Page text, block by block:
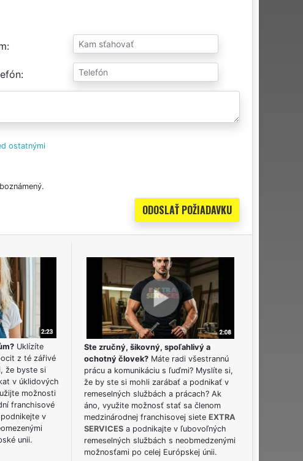
ostatnými
Uklízíte
z té zářivé
že byste si
v úklidových
možnosti
franchisové
v
unii.
Ste zručný, šikovný, spoľahlivý a
ochotný človek? Máte radi všestrannú
prácu a komunikáciu s ľuďmi? Myslíte si,
že by ste si mohli zarábať a podnikať v
remeselných službách a prácach? Ak
áno, využite možnosť stať sa členom
medzinárodnej franchisovej siete EXTRA
SERVICES a podnikajte v ľubovoľných
remeselných službách s neobmedzenými
možnosťami po celej Európskej únii.